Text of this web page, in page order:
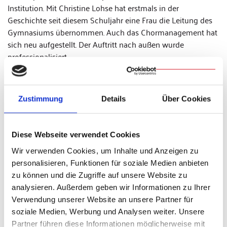
Zustimmung Details Über Cookies
Diese Webseite verwendet Cookies
Wir verwenden Cookies, um Inhalte und Anzeigen zu
personalisieren, Funktionen für soziale Medien anbieten
zu können und die Zugriffe auf unsere Website zu
analysieren. Außerdem geben wir Informationen zu Ihrer
Verwendung unserer Website an unsere Partner für
soziale Medien, Werbung und Analysen weiter. Unsere
Partner führen diese Informationen möglicherweise mit
Institution. Mit Christine Lohse hat erstmals in der
Geschichte seit diesem Schuljahr eine Frau die Leitung des
Gymnasiums übernommen. Auch das Chormanagement hat
sich neu aufgestellt. Der Auftritt nach außen wurde
professionalisiert.
Tag der offenen Tür, 7. März von
11.00 – 14.00 Uhr
Regensburger Domspatzen, Reichsstraße 22 (Haupteingang
gegenüber Diepenbrockstraße 8), 93055 Regensburg,
Weitere Infos:www.domspatzen.de
©
Michael
Vogl
©
Michael
Vogl